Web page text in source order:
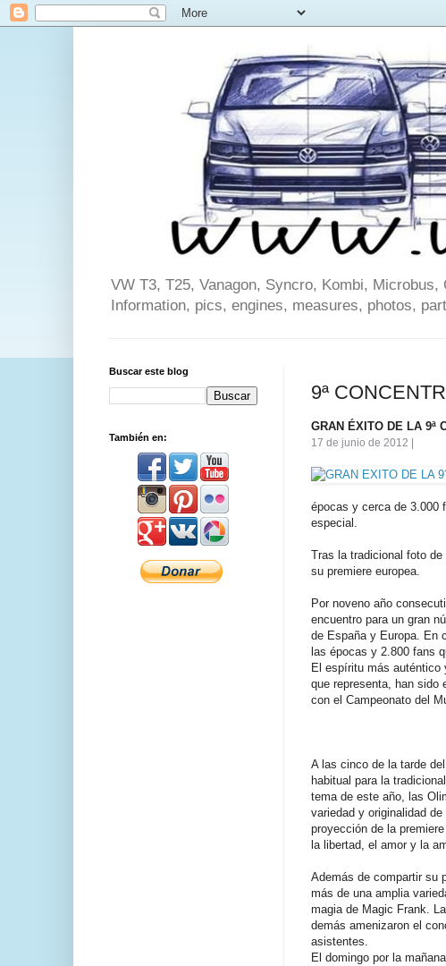
VW T3, T25, Vanagon, Syncro, Kombi,
Information, pics, engines, measures, photos,
9ª
GRAN ÉXITO DE LA 9ª
17 de junio de 2012 |
épocas y cerca de 3.000
especial.
Tras la tradicional foto
su premiere europea.
Por noveno año
encuentro para un gran
de España y Europa. En
las épocas y 2.800 fans
El espíritu más
que representa, han sido
con el Campeonato del
A las cinco de la tarde
habitual para la
tema de este año, las
variedad y originalidad
proyección de la
la libertad, el amor y la
Además de compartir su
más de una amplia
magia de Magic Frank.
demás amenizaron el
asistentes.
El domingo por la
Buscar este blog
También en: